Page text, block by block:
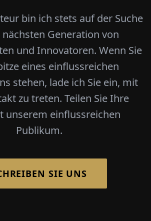
bin ich stets auf der Suche
Generation von
und Innovatoren. Wenn Sie
eines einflussreichen
stehen, lade ich Sie ein, mit
zu treten. Teilen Sie Ihre
unserem einflussreichen
Publikum.
SIE UNS